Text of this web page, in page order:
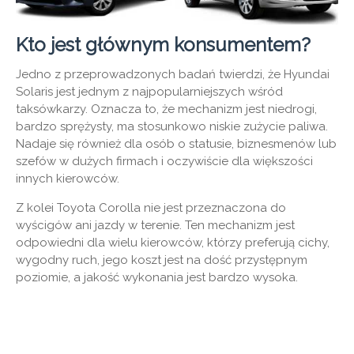
Kto jest głównym konsumentem?
Jedno z przeprowadzonych badań twierdzi, że Hyundai
Solaris jest jednym z najpopularniejszych wśród
taksówkarzy. Oznacza to, że mechanizm jest niedrogi,
bardzo sprężysty, ma stosunkowo niskie zużycie paliwa.
Nadaje się również dla osób o statusie, biznesmenów lub
szefów w dużych firmach i oczywiście dla większości
innych kierowców.
Z kolei Toyota Corolla nie jest przeznaczona do
wyścigów ani jazdy w terenie. Ten mechanizm jest
odpowiedni dla wielu kierowców, którzy preferują cichy,
wygodny ruch, jego koszt jest na dość przystępnym
poziomie, a jakość wykonania jest bardzo wysoka.